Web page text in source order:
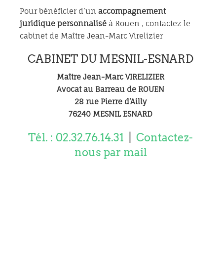
Pour bénéficier d’un accompagnement
juridique personnalisé à Rouen , contactez le
cabinet de Maître Jean-Marc Virelizier
CABINET DU MESNIL-ESNARD
Maître Jean-Marc VIRELIZIER
Avocat au Barreau de ROUEN
28 rue Pierre d’Ailly
76240 MESNIL ESNARD
Tél. : 02.32.76.14.31
Contactez-
nous par mail